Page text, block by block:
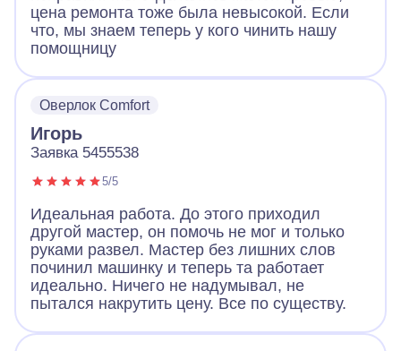
цена ремонта тоже была невысокой. Если
что, мы знаем теперь у кого чинить нашу
помощницу
Оверлок Comfort
Игорь
Заявка 5455538
5/5
Идеальная работа. До этого приходил
другой мастер, он помочь не мог и только
руками развел. Мастер без лишних слов
починил машинку и теперь та работает
идеально. Ничего не надумывал, не
пытался накрутить цену. Все по существу.